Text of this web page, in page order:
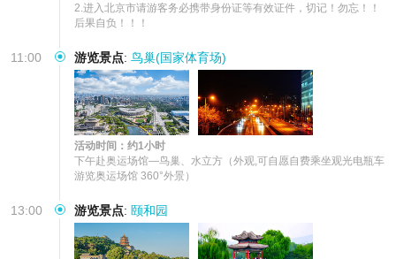
2.进入北京市请游客务必携带身份证等有效证件，切记！勿忘！！
后果自负！！！
11:00 游览景点: 鸟巢(国家体育场)
活动时间：约1小时
下午赴奥运场馆—鸟巢、水立方（外观,可自愿自费乘坐观光电瓶车
游览奥运场馆 360°外景）
13:00 游览景点: 颐和园